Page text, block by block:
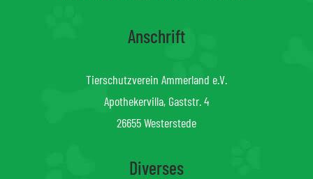
Anschrift
Tierschutzverein Ammerland e.V.
Apothekervilla, Gaststr. 4
26655 Westerstede
Diverses